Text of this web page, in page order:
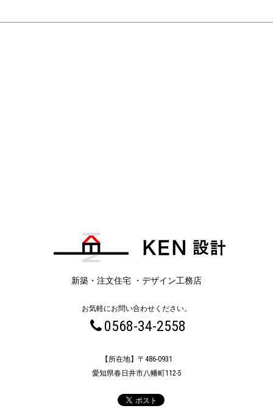
新築・注文住宅 ・デザイン工務店
お気軽にお問い合わせください。
0568-34-2558
【所在地】〒486-0931
愛知県春日井市八幡町112-5